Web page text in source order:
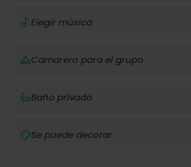
Elegir música
Camarero para el grupo
Baño privado
Se puede decorar